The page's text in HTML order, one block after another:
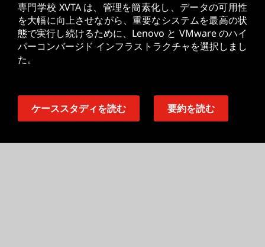
専門学校 XVTA は、管理を簡素化し、データの可用性
を大幅に向上させながら、重要なシステムを最高の状
態で実行し続けるために、Lenovo と VMware のハイ
パーコンバージド インフラストラクチャを選択しまし
た。
ケーススタディを読む 要約を読む